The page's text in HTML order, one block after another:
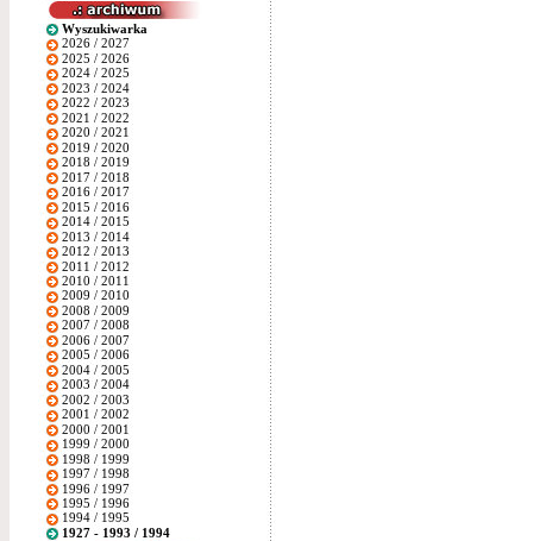
Wyszukiwarka
2026 / 2027
2025 / 2026
2024 / 2025
2023 / 2024
2022 / 2023
2021 / 2022
2020 / 2021
2019 / 2020
2018 / 2019
2017 / 2018
2016 / 2017
2015 / 2016
2014 / 2015
2013 / 2014
2012 / 2013
2011 / 2012
2010 / 2011
2009 / 2010
2008 / 2009
2007 / 2008
2006 / 2007
2005 / 2006
2004 / 2005
2003 / 2004
2002 / 2003
2001 / 2002
2000 / 2001
1999 / 2000
1998 / 1999
1997 / 1998
1996 / 1997
1995 / 1996
1994 / 1995
1927 - 1993 / 1994